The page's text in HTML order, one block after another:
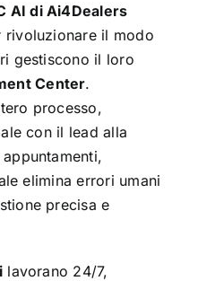
AIdi Ai4Dealers
rivoluzionare il modo
gestiscono il loro
Center.
processo,
con il lead alla
elimina errori umani
precisa e
lavorano 24/7,